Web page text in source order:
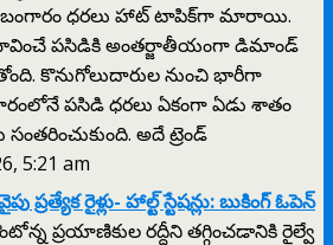
బంగారం ధరలు హాట్ టాపిక్‌గా మారాయి.
భావించే పసిడికి అంతర్జాతీయంగా డిమాండ్
కొనుగోలుదారుల నుంచి భారీగా
పసిడి ధరలు ఏకంగా ఏడు శాతం
అదే ట్రెండ్
5:21 am
రైళ్లు- హాల్ట్ స్టేషన్లు: బుకింగ్ ఓపెన్
ప్రయాణికుల రద్దీని తగ్గించడానికి రైల్వే